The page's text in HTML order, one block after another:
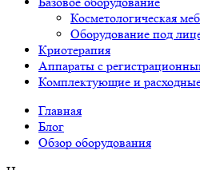
Косметологическая
Оборудование под
Криотерапия
Аппараты c
Комплектующие и
Главная
Блог
Обзор оборудования